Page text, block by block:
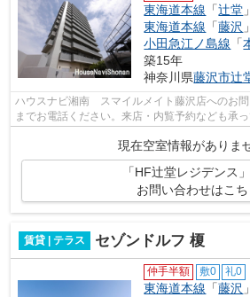
東海道本線 「辻堂
東海道本線 「藤沢
小田急江ノ島線 「
築15年
神奈川県藤沢市辻
ハウスナビ湘南 スマイルメイト藤沢店へのお
までお電話ください。来店・内覧予約なども承っ
現在空室情報がありま
「HF辻堂レジデンス
お問い合わせはこち
賃貸 | テラス セゾンドルフ 榎
仲手半額 敷0 礼0
東海道本線 「藤沢